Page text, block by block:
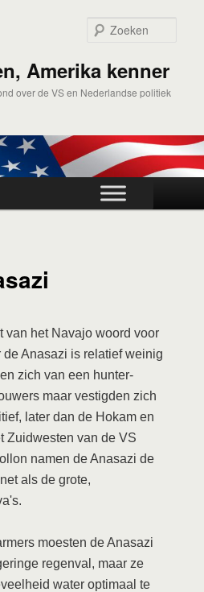
Amerika kenner
over de VS en Nederlandse politiek
van het Navajo woord voor
Anasazi is relatief weinig
zich van een hunter-
maar vestigden zich
later dan de Hokam en
Zuidwesten van de VS
namen de Anasazi de
als de grote,
moesten de Anasazi
regenval, maar ze
water optimaal te